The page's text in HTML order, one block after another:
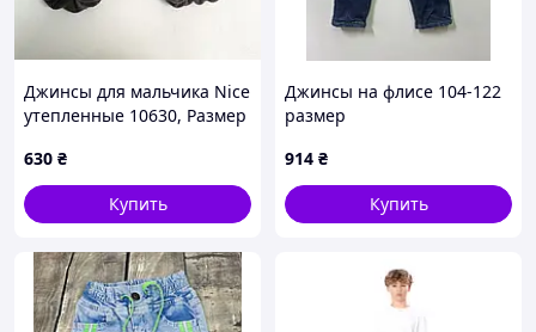
Джинсы для мальчика Nice
утепленные 10630, Размер
630 ₴
Купить
Джинсы на флисе 104-122
размер
914 ₴
Купить